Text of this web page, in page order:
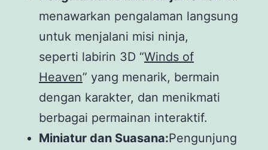
menawarkan pengalaman langsung
untuk menjalani misi ninja,
seperti labirin 3D “Winds of
Heaven” yang menarik, bermain
dengan karakter, dan menikmati
berbagai permainan interaktif.
Miniatur dan Suasana:Pengunjung